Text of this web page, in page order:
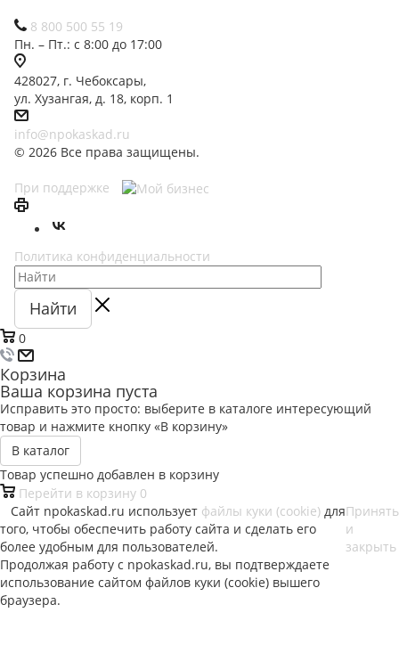
8 800 500 55 19
Пн. – Пт.: с 8:00 до 17:00
428027, г. Чебоксары,
ул. Хузангая, д. 18, корп. 1
info@npokaskad.ru
© 2026 Все права защищены.
При поддержке
Политика конфиденциальности
Найти
0
Корзина
Ваша корзина пуста
Исправить это просто: выберите в каталоге интересующий
товар и нажмите кнопку «В корзину»
В каталог
Товар успешно добавлен в корзину
Перейти в корзину 0
Сайт npokaskad.ru использует файлы куки (cookie) для
того, чтобы обеспечить работу сайта и сделать его
более удобным для пользователей.
Продолжая работу с npokaskad.ru, вы подтверждаете
использование сайтом файлов куки (cookie) вышего
браузера.
Принять
и
закрыть